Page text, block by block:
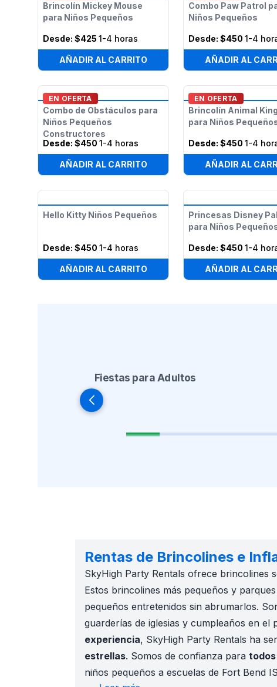
Brincolín Mickey Mouse
para Niños Pequeños
Desde: $425 1-4 horas
AÑADIR AL CARRITO
Combo Paw Patrol
Niños Pequeños
Desde: $450 1-4
AÑADIR AL
EN OFERTA
Combo de Obstáculos para
Niños Pequeños
Constructores
Desde: $450 1-4 horas
AÑADIR AL CARRITO
EN OFERTA
Brincolín Animal
para Niños
Desde: $450 1-4
AÑADIR AL
Hello Kitty Niños Pequeños
Desde: $450 1-4 horas
AÑADIR AL CARRITO
Princesas Disney
para Niños
Desde: $450 1-4
AÑADIR AL
Fiestas para Adultos
Rentas de Brincolines e
SkyHigh Party Rentals ofrece brincolines
Estos brincolines más pequeños y
pequeños entretenidos sin abrumarlos.
guarderías de iglesias y cumpleaños en el
experiencia, SkyHigh Party Rentals ha
estrellas. Somos de confianza para
niños pequeños a escuelas de Fort Bend